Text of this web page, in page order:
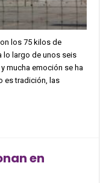
los 75 kilos de
lo largo de unos seis
mucha emoción se ha
es tradición, las
en